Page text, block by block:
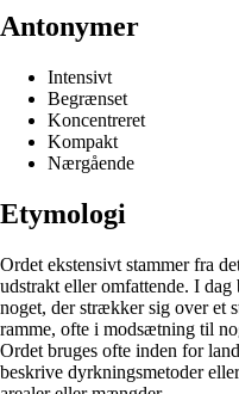
Antonymer
Intensivt
Begrænset
Koncentreret
Kompakt
Nærgående
Etymologi
Ordet ekstensivt stammer fra
udstrakt eller omfattende. I
noget, der strækker sig over et
ramme, ofte i modsætning til
Ordet bruges ofte inden for
beskrive dyrkningsmetoder